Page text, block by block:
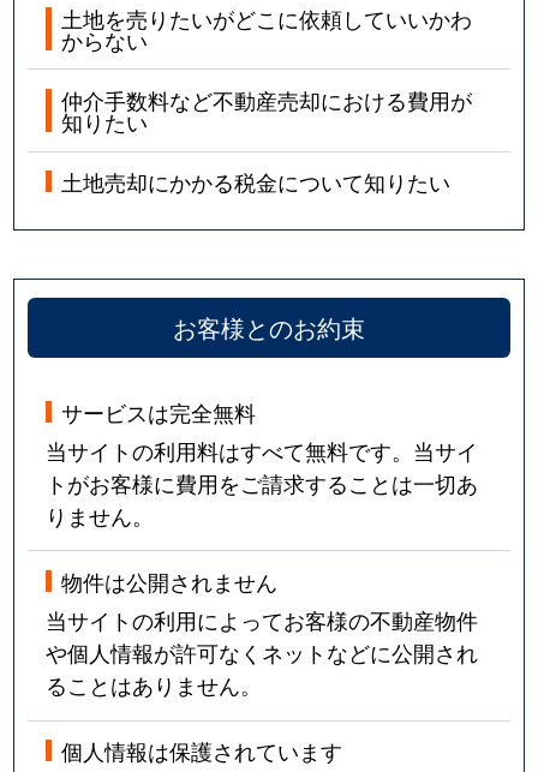
土地を売りたいがどこに依頼していいかわ
からない
仲介手数料など不動産売却における費用が
知りたい
土地売却にかかる税金について知りたい
お客様とのお約束
サービスは完全無料
当サイトの利用料はすべて無料です。当サイ
トがお客様に費用をご請求することは一切あ
りません。
物件は公開されません
当サイトの利用によってお客様の不動産物件
や個人情報が許可なくネットなどに公開され
ることはありません。
個人情報は保護されています